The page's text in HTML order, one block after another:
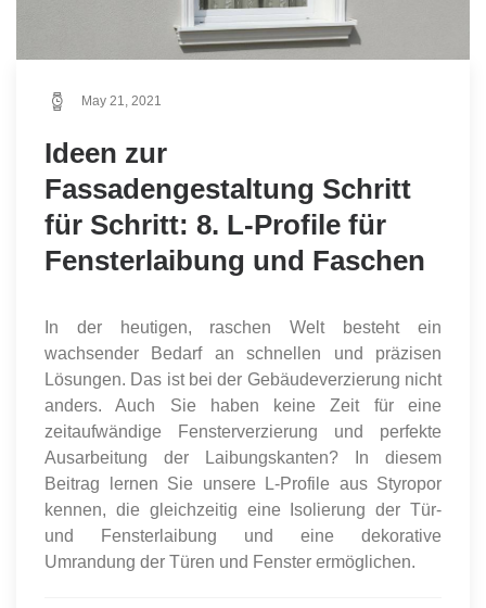
May 21, 2021
Ideen zur
Fassadengestaltung Schritt
für Schritt: 8. L-Profile für
Fensterlaibung und Faschen
In der heutigen, raschen Welt besteht ein
wachsender Bedarf an schnellen und präzisen
Lösungen. Das ist bei der Gebäudeverzierung nicht
anders. Auch Sie haben keine Zeit für eine
zeitaufwändige Fensterverzierung und perfekte
Ausarbeitung der Laibungskanten? In diesem
Beitrag lernen Sie unsere L-Profile aus Styropor
kennen, die gleichzeitig eine Isolierung der Tür-
und Fensterlaibung und eine dekorative
Umrandung der Türen und Fenster ermöglichen.